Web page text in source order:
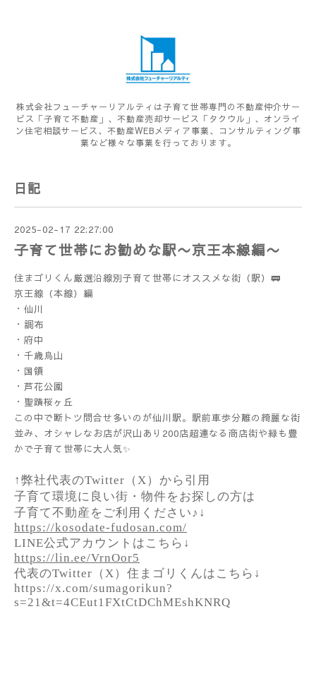
株式会社フューチャーリアルティは子育て世帯専門の不動産仲介サー
ビス「子育て不動産」、不動産売却サービス「タクウル」、オンライ
ン住宅相談サービス、不動産WEBメディア事業、コンサルティング事
業など様々な事業を行っております。
日記
2025-02-17 22:27:00
子育て世帯にお勧めな駅〜京王本線編〜
住まゴリくん厳選沿線別子育て世帯にオススメな街（駅）🚃
京王線（本線）編
・仙川
・調布
・府中
・千歳烏山
・国領
・芦花公園
・聖蹟桜ヶ丘
この中で断トツ問合せ多いのが仙川駅。駅前車歩分離の綺麗な街
並み、オシャレなお店が沢山あり200店超連なる商店街や緑も豊
かで子育て世帯に大人気✨
↑弊社代表のTwitter（X）から引用
子育て環境に良い街・物件をお探しの方は
子育て不動産をご利用ください♪↓
https://kosodate-fudosan.com/
LINE公式アカウントはこちら↓
https://lin.ee/VrnOor5
代表のTwitter（X）住まゴリくんはこちら↓
https://x.com/sumagorikun?
s=21&t=4CEut1FXtCtDChMEshKNRQ